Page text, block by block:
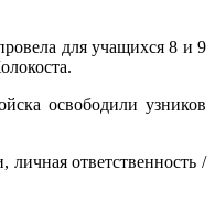
для учащихся 8 и 9
освободили узников
ответственность /